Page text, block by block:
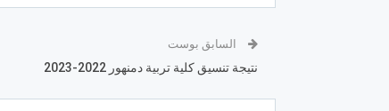
السابق بوست
نتيجة تنسيق كلية تربية دمنهور 2022-2023